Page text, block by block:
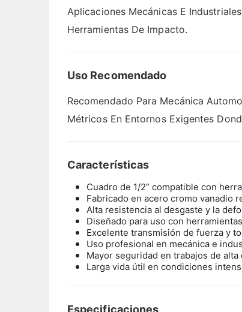
Aplicaciones Mecánicas E
Herramientas De Impacto.
Uso Recomendado
Recomendado Para Mecánica
Métricos En Entornos Exigentes
Características
Cuadro de 1/2” compatible con
Fabricado en acero cromo vanadio
Alta resistencia al desgaste y la
Diseñado para uso con
Excelente transmisión de fuerza y
Uso profesional en mecánica e
Mayor seguridad en trabajos de alta
Larga vida útil en condiciones
Especificaciones